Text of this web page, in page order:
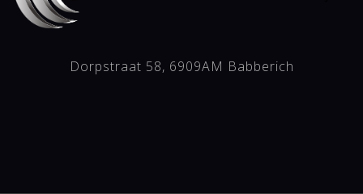
Dorpstraat 58, 6909AM Babberich